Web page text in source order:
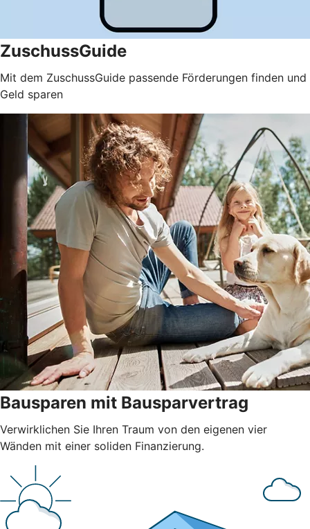
ZuschussGuide
Mit dem ZuschussGuide passende Förderungen finden und
Geld sparen
Bausparen mit Bausparvertrag
Verwirklichen Sie Ihren Traum von den eigenen vier
Wänden mit einer soliden Finanzierung.